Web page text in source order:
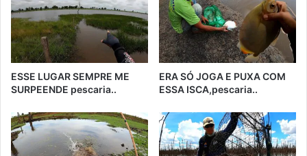
ESSE LUGAR SEMPRE ME
SURPEENDE pescaria..
ERA SÓ JOGA E PUXA COM
ESSA ISCA,pescaria..